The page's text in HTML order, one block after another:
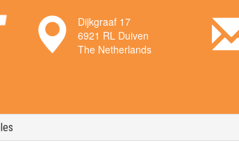
Dijkgraaf 17
6921 RL Duiven
The Netherlands